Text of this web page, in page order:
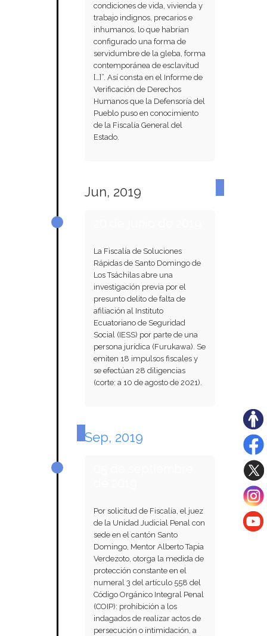
condiciones de vida, vivienda y
trabajo indignos, precarios e
inhumanos, lo que habrían
configurado una forma de
servidumbre de la gleba, forma
contemporánea de esclavitud
[…]”. Así consta en el Informe de
Verificación de Derechos
Humanos que la Defensoría del
Pueblo puso en conocimiento
de la Fiscalía General del
Estado.
Jun, 2019
La Fiscalía de Soluciones
Rápidas de Santo Domingo de
Los Tsáchilas abre una
investigación previa por el
presunto delito de falta de
afiliación al Instituto
Ecuatoriano de Seguridad
Social (IESS) por parte de una
persona jurídica (Furukawa). Se
emiten 18 impulsos fiscales y
se efectúan 28 diligencias
(corte: a 10 de agosto de 2021).
Sep, 2019
Por solicitud de Fiscalía, el juez
de la Unidad Judicial Penal con
sede en el cantón Santo
Domingo, Mentor Alberto Tapia
Verdezoto, otorga la medida de
protección constante en el
numeral 3 del artículo 558 del
Código Orgánico Integral Penal
(COIP): prohibición a los
indagados de realizar actos de
persecución o intimidación, a